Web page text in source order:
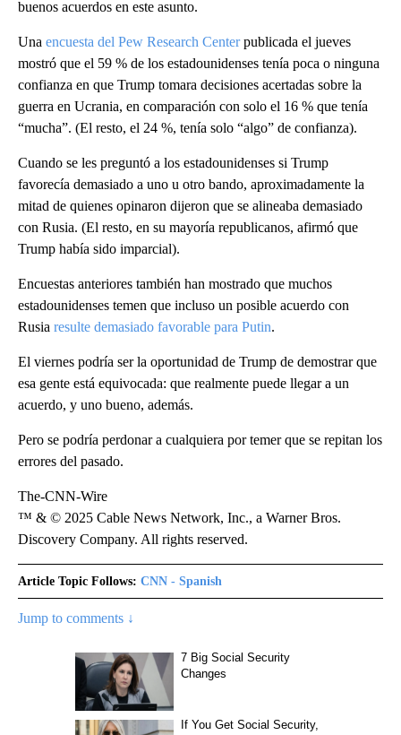
buenos acuerdos en este asunto.
Una encuesta del Pew Research Centerpublicada el jueves
mostró que el 59 % de los estadounidenses tenía poca o ninguna
confianza en que Trump tomara decisiones acertadas sobre la
guerra en Ucrania, en comparación con solo el 16 % que tenía
“mucha”. (El resto, el 24 %, tenía solo “algo” de confianza).
Cuando se les preguntó a los estadounidenses si Trump
favorecía demasiado a uno u otro bando, aproximadamente la
mitad de quienes opinaron dijeron que se alineaba demasiado
con Rusia. (El resto, en su mayoría republicanos, afirmó que
Trump había sido imparcial).
Encuestas anteriores también han mostrado que muchos
estadounidenses temen que incluso un posible acuerdo con
Rusia resulte demasiado favorable para Putin.
El viernes podría ser la oportunidad de Trump de demostrar que
esa gente está equivocada: que realmente puede llegar a un
acuerdo, y uno bueno, además.
Pero se podría perdonar a cualquiera por temer que se repitan los
errores del pasado.
The-CNN-Wire
™ & © 2025 Cable News Network, Inc., a Warner Bros.
Discovery Company. All rights reserved.
Article Topic Follows: CNN - Spanish
Jump to comments ↓